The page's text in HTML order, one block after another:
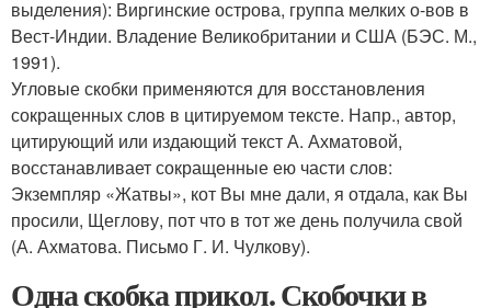
выделения): Виргинские острова, группа мелких о-вов в
Вест-Индии. Владение Великобритании и США (БЭС. М.,
1991).
Угловые скобки применяются для восстановления
сокращенных слов в цитируемом тексте. Напр., автор,
цитирующий или издающий текст А. Ахматовой,
восстанавливает сокращенные ею части слов:
Экземпляр «Жатвы», кот Вы мне дали, я отдала, как Вы
просили, Щеглову, пот что в тот же день получила свой
(А. Ахматова. Письмо Г. И. Чулкову).
Одна скобка прикол. Скобочки в